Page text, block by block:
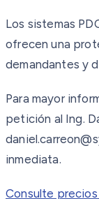
Los sistemas
ofrecen una
demandantes y
Para mayor
petición al Ing.
inmediata.
Consulte